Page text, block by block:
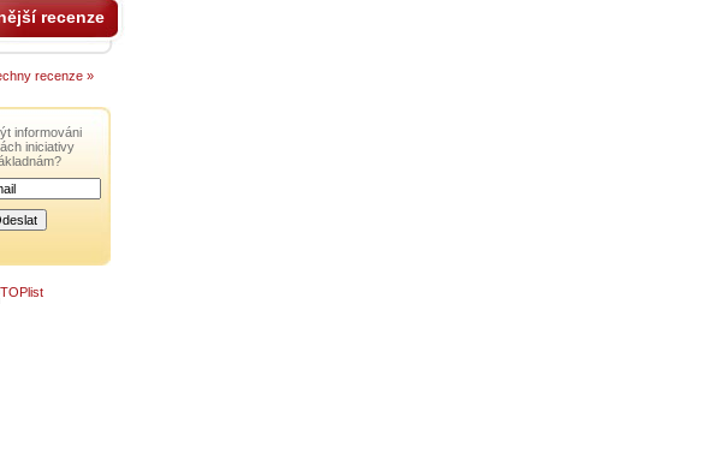
recenze
recenze »
informováni
iniciativy